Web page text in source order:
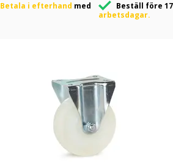
Betala i efterhand med
Beställ före
arbetsdagar.